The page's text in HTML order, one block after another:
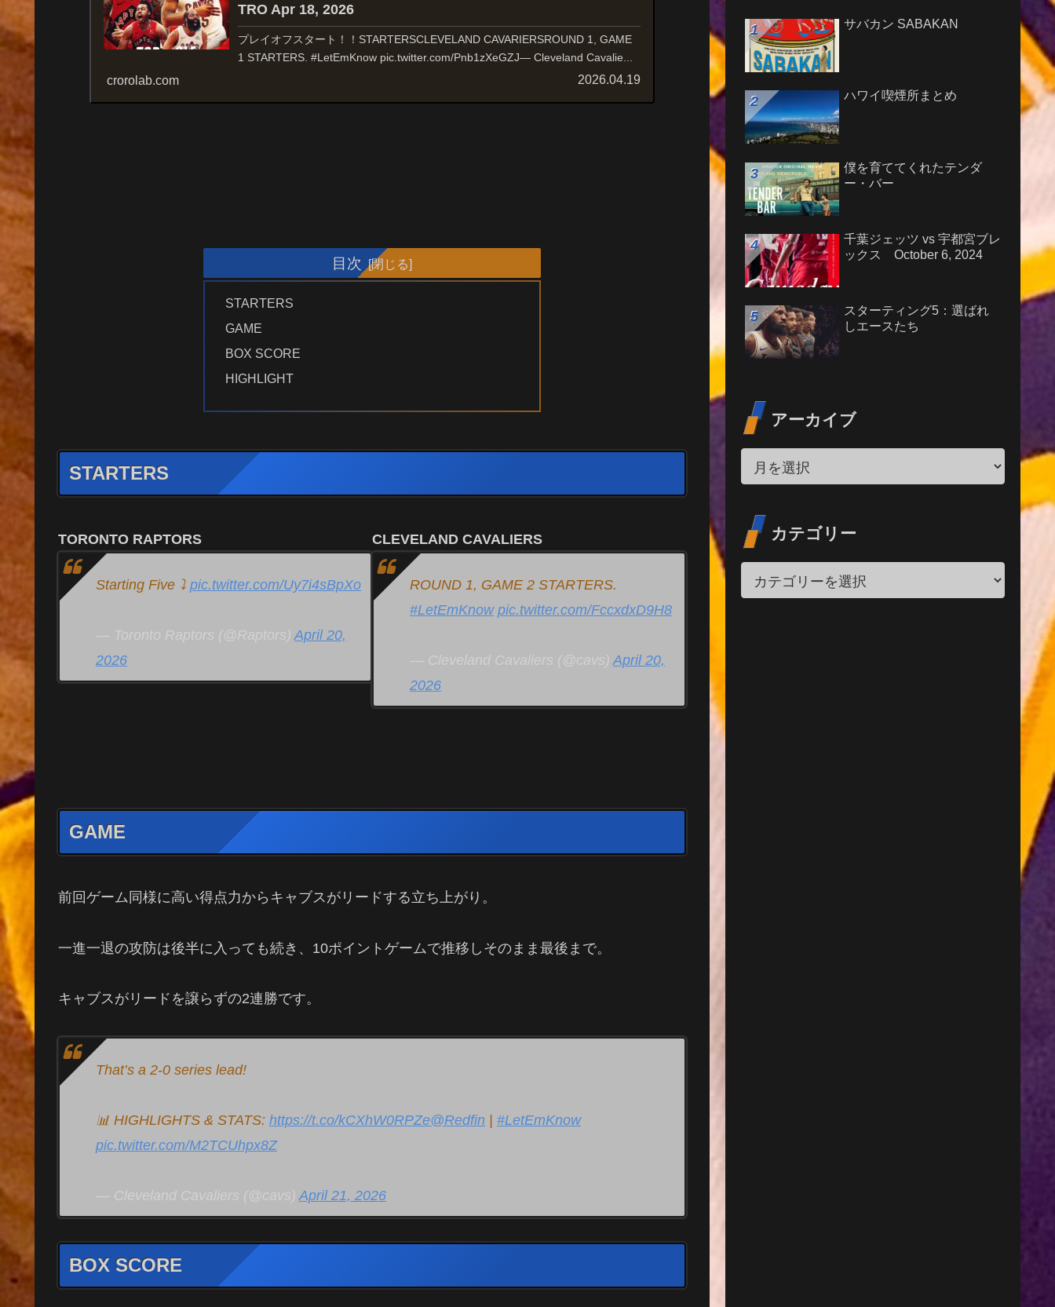
TRO Apr 18, 2026
プレイオフスタート！！STARTERSCLEVELAND CAVARIERSROUND 1, GAME
1 STARTERS. #LetEmKnow pic.twitter.com/Pnb1zXeGZJ— Cleveland Cavalie...
crorolab.com 2026.04.19
目次
STARTERS
GAME
BOX SCORE
HIGHLIGHT
STARTERS
TORONTO RAPTORS
Starting Five ⤵️ pic.twitter.com/Uy7i4sBpXo
— Toronto Raptors (@Raptors) April 20,
2026
CLEVELAND CAVALIERS
ROUND 1, GAME 2 STARTERS.
#LetEmKnow pic.twitter.com/FccxdxD9H8
— Cleveland Cavaliers (@cavs) April 20,
2026
GAME
前回ゲーム同様に高い得点力からキャブスがリードする立ち上がり。
一進一退の攻防は後半に入っても続き、10ポイントゲームで推移しそのまま最後まで。
キャブスがリードを譲らずの2連勝です。
That’s a 2-0 series lead!
📊 HIGHLIGHTS & STATS: https://t.co/kCXhW0RPZe@Redfin | #LetEmKnow
pic.twitter.com/M2TCUhpx8Z
— Cleveland Cavaliers (@cavs) April 21, 2026
BOX SCORE
サバカン SABAKAN
ハワイ喫煙所まとめ
僕を育ててくれたテンダ
ー・バー
千葉ジェッツ vs 宇都宮ブレ
ックス October 6, 2024
スターティング5：選ばれ
しエースたち
アーカイブ
カテゴリー